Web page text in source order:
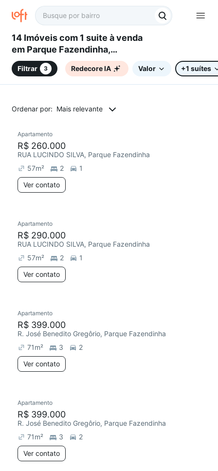
14 Imóveis com 1 suite à venda
em Parque Fazendinha,
Campinas, SP
Filtrar 3 Redecore IA Valor +1 suítes
Ordenar por: Mais relevante
Apartamento
R$ 260.000
RUA LUCINDO SILVA, Parque Fazendinha
57m² 2
1
Ver contato
Apartamento
R$ 290.000
RUA LUCINDO SILVA, Parque Fazendinha
57m² 2
1
Ver contato
Apartamento
R$ 399.000
R. José Benedito Gregôrio, Parque Fazendinha
71m² 3
2
Ver contato
Apartamento
R$ 399.000
R. José Benedito Gregôrio, Parque Fazendinha
71m² 3
2
Ver contato